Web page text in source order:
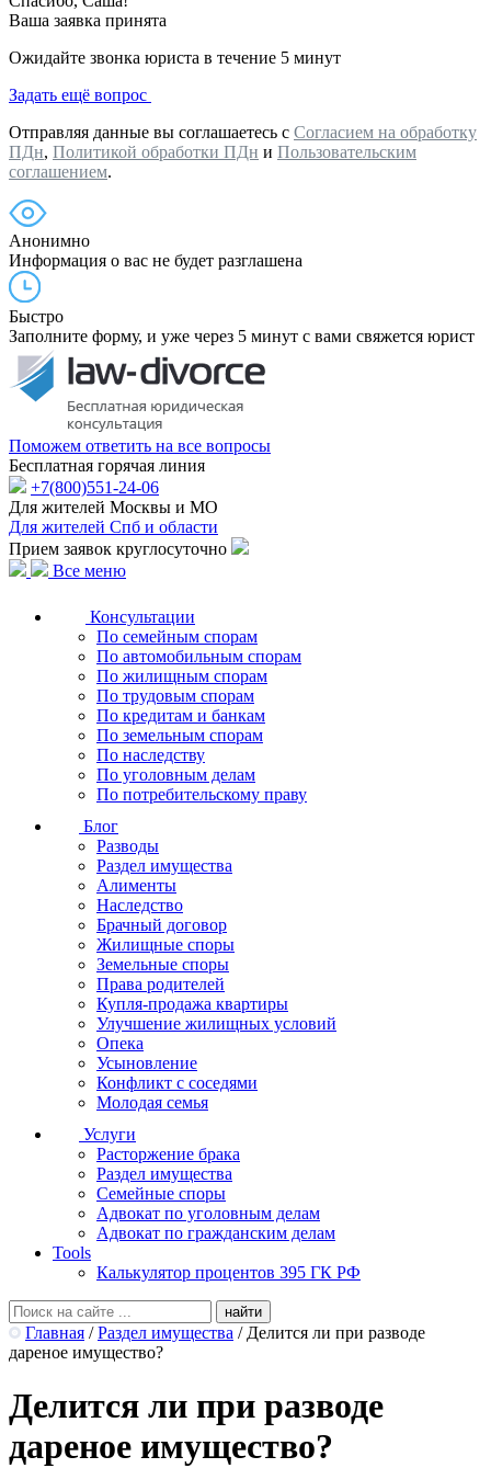
Ваша заявка принята
Ожидайте звонка юриста в течение 5 минут
Задать ещё вопрос
Отправляя данные вы соглашаетесь с Согласием на обработку
ПДн, Политикой обработки ПДн и Пользовательским
соглашением.
Анонимно
Информация о вас не будет разглашена
Быстро
Заполните форму, и уже через 5 минут с вами свяжется юрист
Поможем ответить на все вопросы
Бесплатная горячая линия
+7(800)551-24-06
Для жителей Москвы и МО
Для жителей Спб и области
Прием заявок круглосуточно
Все меню
Консультации
По семейным спорам
По автомобильным спорам
По жилищным спорам
По трудовым спорам
По кредитам и банкам
По земельным спорам
По наследству
По уголовным делам
По потребительскому праву
Блог
Разводы
Раздел имущества
Алименты
Наследство
Брачный договор
Жилищные споры
Земельные споры
Права родителей
Купля-продажа квартиры
Улучшение жилищных условий
Опека
Усыновление
Конфликт с соседями
Молодая семья
Услуги
Расторжение брака
Раздел имущества
Семейные споры
Адвокат по уголовным делам
Адвокат по гражданским делам
Tools
Калькулятор процентов 395 ГК РФ
Главная / Раздел имущества / Делится ли при разводе
дареное имущество?
Делится ли при разводе
дареное имущество?